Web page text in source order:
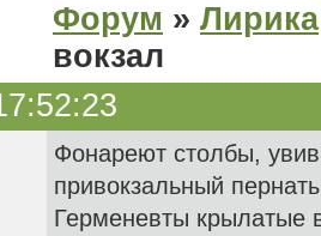
Форум » Лирика
вокзал
Фонареют столбы,
привокзальный
Герменевты крылатые